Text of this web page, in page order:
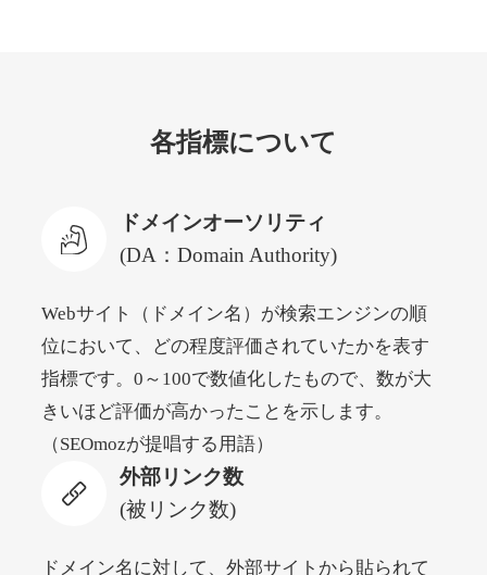
詳細を見る
newyorktodaylive.com
DA53 外部リンク数 430 ドメイン年齢
詳細を見る
dog-life-jacket.com
ジャンルその他
外部リンク数393
入札 0件
各指標について
ドメインオーソリティ
(DA：Domain Authority)
Webサイト（ドメイン名）が検索エンジンの順
位において、どの程度評価されていたかを表す
指標です。0～100で数値化したもので、数が大
きいほど評価が高かったことを示します。
（SEOmozが提唱する用語）
外部リンク数
(被リンク数)
ドメイン名に対して、外部サイトから貼られて